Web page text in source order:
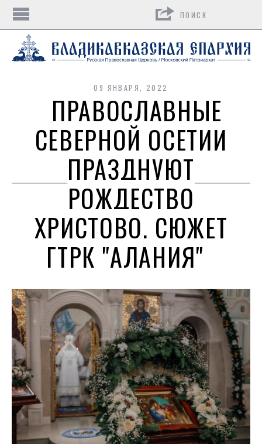
09 ЯНВАРЯ, 2022
ПРАВОСЛАВНЫЕ
СЕВЕРНОЙ ОСЕТИИ
ПРАЗДНУЮТ
РОЖДЕСТВО
ХРИСТОВО. СЮЖЕТ
ГТРК "АЛАНИЯ"